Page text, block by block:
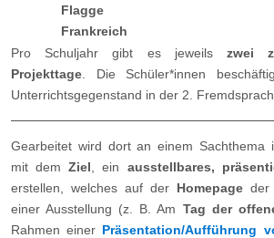
Pro Schuljahr gibt es jeweils zwei
Projekttage . Die Schüler*innen
Unterrichtsgegenstand in der 2.
Gearbeitet wird dort an einem Sachthema
mit demZiel , ein ausstellbares,
erstellen, welches auf der Homepage der
einer Ausstellung (z. B. Am Tag der
Rahmen einer Präsentation/Aufführung